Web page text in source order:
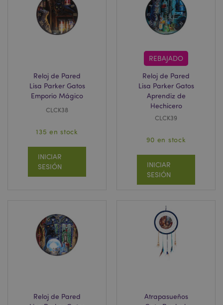
Reloj de Pared
Lisa Parker Gatos
Emporio Mágico
CLCK38
135 en stock
INICIAR
SESIÓN
REBAJADO
Reloj de Pared
Lisa Parker Gatos
Aprendiz de
Hechicero
CLCK39
90 en stock
INICIAR
SESIÓN
Reloj de Pared
Atrapasueños